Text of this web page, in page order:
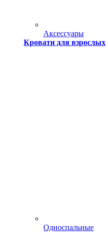
Аксессуары
Кровати для взрослых
Односпальные